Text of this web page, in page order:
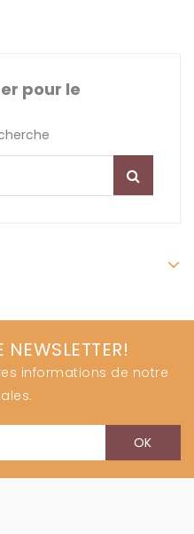
pour le
informations de notre